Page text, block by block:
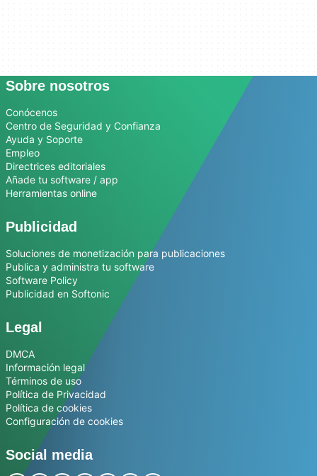
Sobre nosotros
Conócenos
Centro de Seguridad y Confianza
Ayuda y Soporte
Empleo
Directrices editoriales
Añade tu software / app
Herramientas online
Publicidad
Soluciones de monetización para publicaciones
Publica y administra tu software
Software Policy
Publicidad en Softonic
Legal
DMCA
Información legal
Términos de uso
Política de Privacidad
Política de cookies
Configuración de cookies
Social media